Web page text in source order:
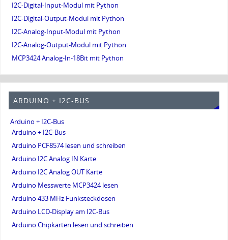
I2C-Digital-Input-Modul mit Python
I2C-Digital-Output-Modul mit Python
I2C-Analog-Input-Modul mit Python
I2C-Analog-Output-Modul mit Python
MCP3424 Analog-In-18Bit mit Python
ARDUINO + I2C-BUS
Arduino + I2C-Bus
Arduino + I2C-Bus
Arduino PCF8574 lesen und schreiben
Arduino I2C Analog IN Karte
Arduino I2C Analog OUT Karte
Arduino Messwerte MCP3424 lesen
Arduino 433 MHz Funksteckdosen
Arduino LCD-Display am I2C-Bus
Arduino Chipkarten lesen und schreiben